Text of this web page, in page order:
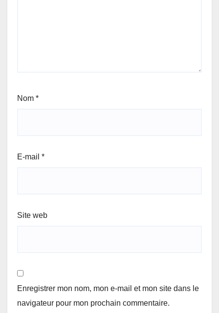
Nom *
E-mail *
Site web
Enregistrer mon nom, mon e-mail et mon site dans le
navigateur pour mon prochain commentaire.